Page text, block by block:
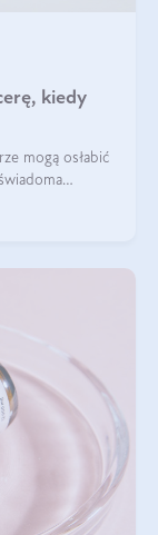
kiedy
mogą osłabić